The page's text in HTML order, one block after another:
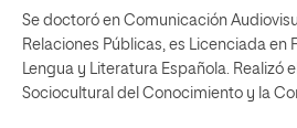
Se doctoró en Comunicación
Relaciones Públicas, es Licenciada en
Lengua y Literatura Española. Realizó
Sociocultural del Conocimiento y la